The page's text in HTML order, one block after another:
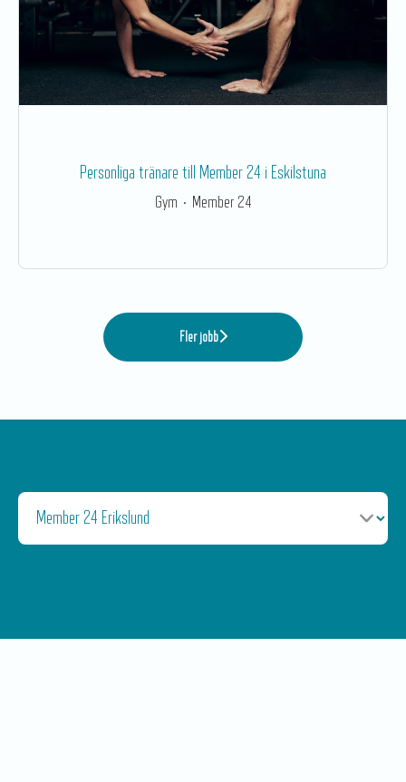
Personliga tränare till Member 24 i Eskilstuna
Gym · Member 24
Fler jobb